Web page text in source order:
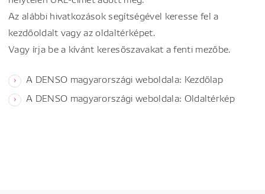
Az alábbi hivatkozások segítségével keresse fel a
kezdőoldalt vagy az oldaltérképet.
Vagy írja be a kívánt keresőszavakat a fenti mezőbe.
A DENSO magyarországi weboldala: Kezdőlap
A DENSO magyarországi weboldala: Oldaltérkép